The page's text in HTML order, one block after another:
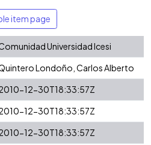
item page
Universidad Icesi
Londoño, Carlos Alberto
12-30T18:33:57Z
12-30T18:33:57Z
12-30T18:33:57Z